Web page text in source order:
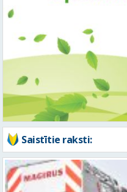
Saistītie raksti: